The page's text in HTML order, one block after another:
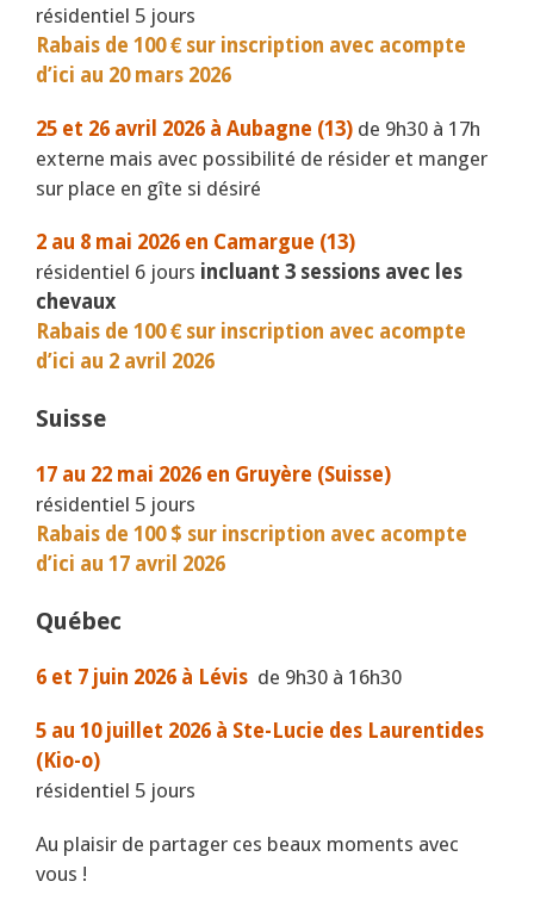
résidentiel 5 jours
Rabais de 100 € sur inscription avec acompte
d’ici au 20 mars 2026
25 et 26 avril 2026 à Aubagne (13) de 9h30 à 17h
externe mais avec possibilité de résider et manger
sur place en gîte si désiré
2 au 8 mai 2026 en Camargue (13)
résidentiel 6 jours incluant 3 sessions avec les
chevaux
Rabais de 100 € sur inscription avec acompte
d’ici au 2 avril 2026
Suisse
17 au 22 mai 2026 en Gruyère (Suisse)
résidentiel 5 jours
Rabais de 100 $ sur inscription avec acompte
d’ici au 17 avril 2026
Québec
6 et 7 juin 2026 à Lévis de 9h30 à 16h30
5 au 10 juillet 2026 à Ste-Lucie des Laurentides
(Kio-o)
résidentiel 5 jours
Au plaisir de partager ces beaux moments avec
vous !